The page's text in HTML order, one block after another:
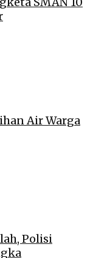
Air Warga
Polisi